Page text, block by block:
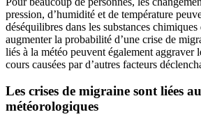
pression, d’humidité et de température
déséquilibres dans les substances
augmenter la probabilité d’une crise de
liés à la météo peuvent également aggraver
cours causées par d’autres facteurs
Les crises de migraine sont liées
météorologiques